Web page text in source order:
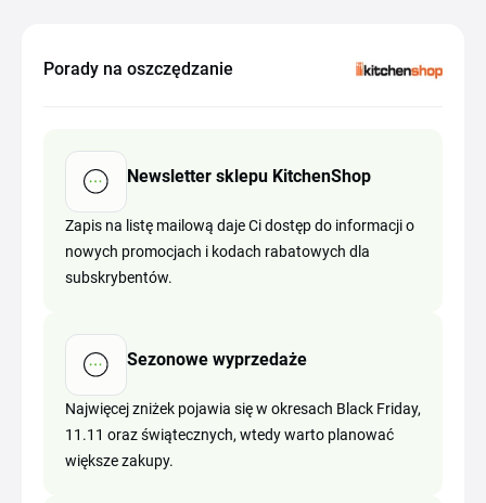
Porady na oszczędzanie
Newsletter sklepu KitchenShop
Zapis na listę mailową daje Ci dostęp do informacji o
nowych promocjach i kodach rabatowych dla
subskrybentów.
Sezonowe wyprzedaże
Najwięcej zniżek pojawia się w okresach Black Friday,
11.11 oraz świątecznych, wtedy warto planować
większe zakupy.